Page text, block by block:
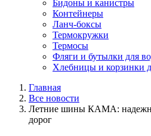
Бидоны и канистры
Контейнеры
Ланч-боксы
Термокружки
Термосы
Фляги и бутылки для
Хлебницы и корзинки
Главная
Все новости
Летние шины КАМА:
дорог